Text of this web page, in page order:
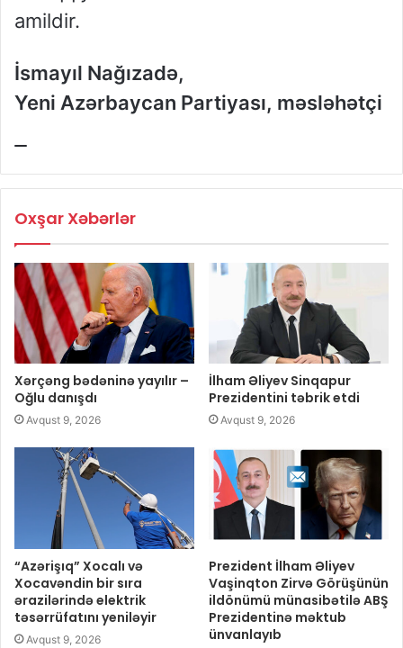
amildir.
İsmayıl Nağızadə,
Yeni Azərbaycan Partiyası, məsləhətçi
Oxşar Xəbərlər
Xərçəng bədəninə yayılır –
Oğlu danışdı
Avqust 9, 2026
İlham Əliyev Sinqapur
Prezidentini təbrik etdi
Avqust 9, 2026
“Azərişıq” Xocalı və
Xocavəndin bir sıra
ərazilərində elektrik
təsərrüfatını yeniləyir
Avqust 9, 2026
Prezident İlham Əliyev
Vaşinqton Zirvə Görüşünün
ildönümü münasibətilə ABŞ
Prezidentinə məktub
ünvanlayıb